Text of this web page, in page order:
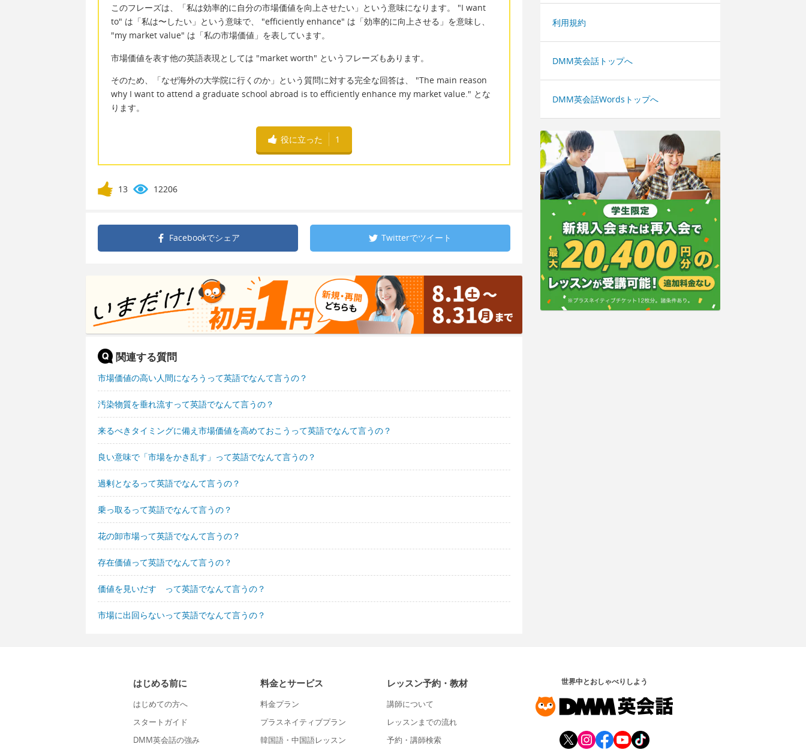
このフレーズは、「私は効率的に自分の市場価値を向上させたい」という意味になります。 "I want
to" は「私は〜したい」という意味で、 "efficiently enhance" は「効率的に向上させる」を意味し、
"my market value" は「私の市場価値」を表しています。
市場価値を表す他の英語表現としては "market worth" というフレーズもあります。
そのため、「なぜ海外の大学院に行くのか」という質問に対する完全な回答は、 "The main reason
why I want to attend a graduate school abroad is to efficiently enhance my market value." とな
ります。
役に立った 1
13 12206
Facebookでシェア Twitterでツイート
関連する質問
市場価値の高い人間になろうって英語でなんて言うの？
汚染物質を垂れ流すって英語でなんて言うの？
来るべきタイミングに備え市場価値を高めておこうって英語でなんて言うの？
良い意味で「市場をかき乱す」って英語でなんて言うの？
過剰となるって英語でなんて言うの？
乗っ取るって英語でなんて言うの？
花の卸市場って英語でなんて言うの？
存在価値って英語でなんて言うの？
価値を見いだす って英語でなんて言うの？
市場に出回らないって英語でなんて言うの？
利用規約
DMM英会話トップへ
DMM英会話Wordsトップへ
はじめる前に
はじめての方へ
スタートガイド
DMM英会話の強み
料金とサービス
料金プラン
プラスネイティブプラン
韓国語・中国語レッスン
レッスン予約・教材
講師について
レッスンまでの流れ
予約・講師検索
世界中とおしゃべりしよう